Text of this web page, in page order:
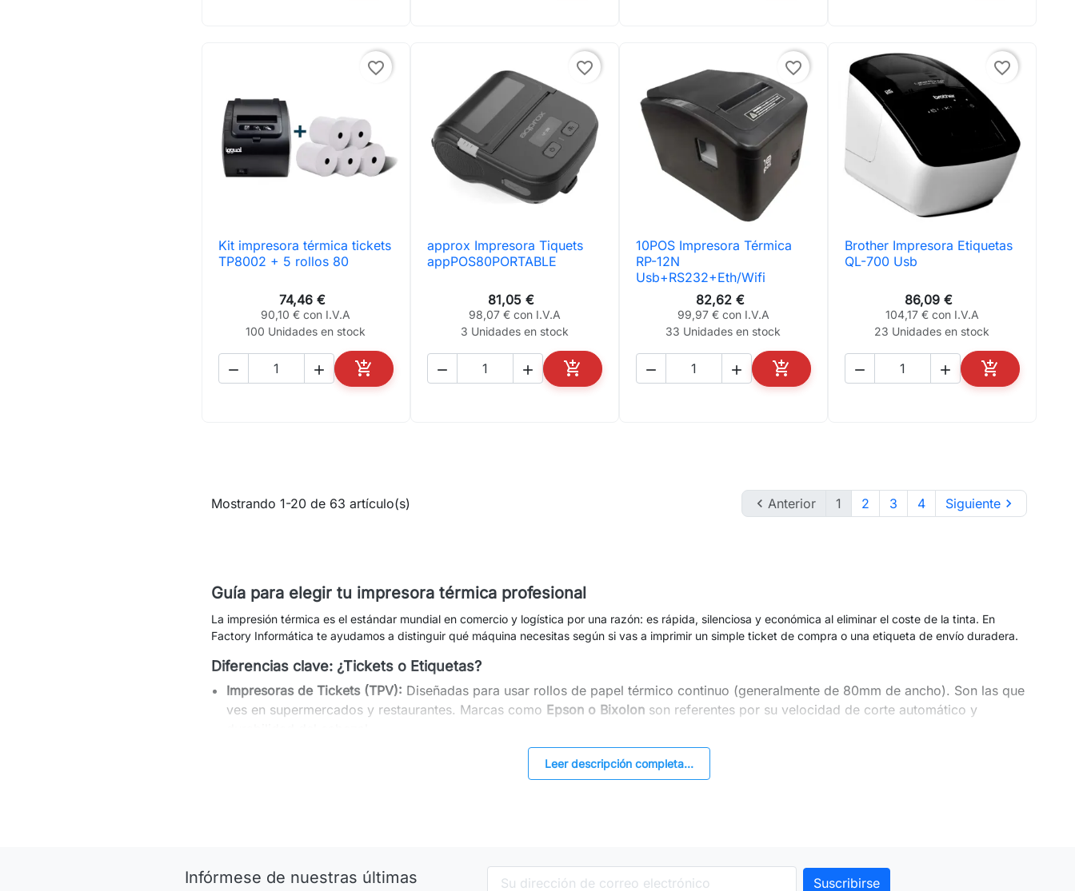
favorite_border
 Vista rápida
Kit impresora térmica tickets
TP8002 + 5 rollos 80
74,46 €
90,10 € con I.V.A
100 Unidades en stock
  
AÑADIR AL CARRITO
favorite_border
 Vista rápida
approx Impresora Tiquets
appPOS80PORTABLE
81,05 €
98,07 € con I.V.A
3 Unidades en stock
  
AÑADIR AL CARRITO
favorite_border
 Vista rápida
10POS Impresora Térmica
RP-12N
Usb+RS232+Eth/Wifi
82,62 €
99,97 € con I.V.A
33 Unidades en stock
  
AÑADIR AL CARRITO
favorite_border
 Vista rápida
Brother Impresora Etiquetas
QL-700 Usb
86,09 €
104,17 € con I.V.A
23 Unidades en stock
  
AÑADIR AL
Mostrando 1-20 de 63 artículo(s)  Anterior 1 2 3 4 Siguiente
Guía para elegir tu impresora térmica profesional
La impresión térmica es el estándar mundial en comercio y logística por una razón: es rápida, silenciosa y económica al eliminar el coste de la tinta. En
Factory Informática te ayudamos a distinguir qué máquina necesitas según si vas a imprimir un simple ticket de compra o una etiqueta de envío duradera.
Diferencias clave: ¿Tickets o Etiquetas?
Impresoras de Tickets (TPV): Diseñadas para usar rollos de papel térmico continuo (generalmente de 80mm de ancho). Son las que
ves en supermercados y restaurantes. Marcas como Epson o Bixolon son referentes por su velocidad de corte automático y
Diseñadas para imprimir sobre papel adhesivo precortado. Son imprescindibles para generar
etiquetas de envío de agencias (SEUR, GLS, MRW)o códigos de barras de inventario. Aquí
etiquetas de envío de vida corta (que no necesitan durar años). Es el sistema más barato y común.
Leer descripción completa...
Infórmese de nuestras últimas